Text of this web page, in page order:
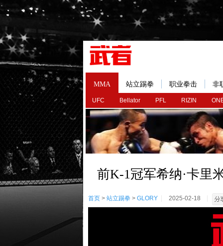
MMA
UFC Bellator PFL RIZIN
站立踢拳 职业拳击 非
前K-1冠军希纳·卡里
首页 > 站立踢拳 > GLORY 2025-02-18